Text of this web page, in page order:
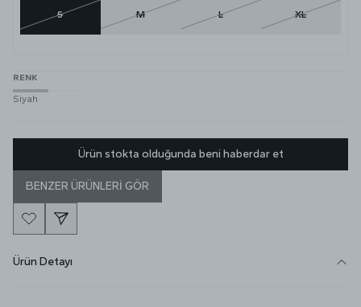
S M L XL
RENK
Siyah
Ürün stokta olduğunda beni haberdar et
BENZER ÜRÜNLERİ GÖR
Ürün Detayı